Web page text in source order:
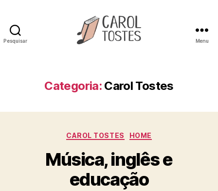
Pesquisar Menu
Categoria: Carol Tostes
Categorias
CAROL TOSTES HOME
Música, inglês e
educação